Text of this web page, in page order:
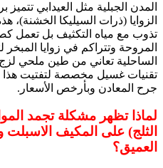
المدن الجبلية مثل العيدابي
الزوايا (ذرات السيليكا الخشنة)،
تذوب مع مياه التكثيف بل تعمل
المروحة وتتراكم في زوايا المبخر
الساحلية تعاني من طين ملحي
تقنيات غسيل مخصصة لتفتيت هذا
جرح المعادن وبأرخص الأسعار.
لماذا تظهر مشكلة تجمد
الثلج) على المكيف الاسبلت
العميق؟